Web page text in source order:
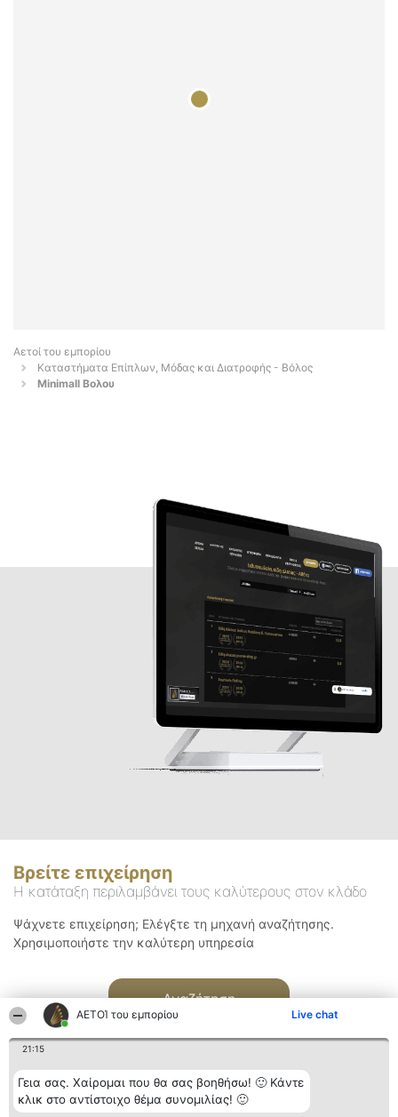
ΑΕΤΟΊ του εμπορίου Live chat
21:15
Γεια σας. Χαίρομαι που θα σας βοηθήσω! 🙂 Κάντε
κλικ στο αντίστοιχο θέμα συνομιλίας! 🙂
Αετοί του εμπορίου
Καταστήματα Επίπλων, Μόδας και Διατροφής - Βόλος
Minimall Βολου
Βρείτε επιχείρηση
Η κατάταξη περιλαμβάνει τους καλύτερους στον κλάδο
Ψάχνετε επιχείρηση; Ελέγξτε τη μηχανή αναζήτησης.
Χρησιμοποιήστε την καλύτερη υπηρεσία
Αναζήτηση